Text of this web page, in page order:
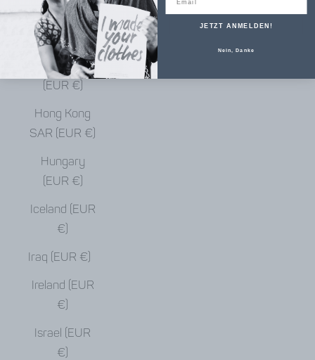
€)
Haiti (EUR €)
Honduras
(EUR €)
Hong Kong
SAR (EUR €)
Hungary
(EUR €)
Iceland (EUR
€)
Iraq (EUR €)
Ireland (EUR
€)
Israel (EUR
€)
JETZT ANMELDEN!
Nein, Danke